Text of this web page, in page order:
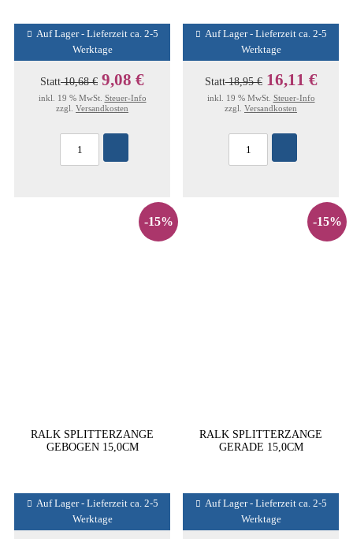
Auf Lager - Lieferzeit ca. 2-5
Werktage
Statt10,68 € 9,08 €
inkl. 19 % MwSt. Steuer-Info
zzgl. Versandkosten
Auf Lager - Lieferzeit ca. 2-5
Werktage
Statt18,95 € 16,11 €
inkl. 19 % MwSt. Steuer-Info
zzgl. Versandkosten
-15%
RALK SPLITTERZANGE
GEBOGEN 15,0CM
Auf Lager - Lieferzeit ca. 2-5
Werktage
-15%
RALK SPLITTERZANGE
GERADE 15,0CM
Auf Lager - Lieferzeit ca. 2-5
Werktage